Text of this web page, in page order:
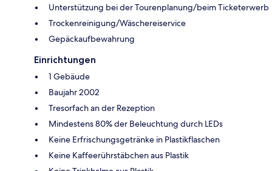
Unterstützung bei der Tourenplanung/beim Ticketerwerb
Trockenreinigung/Wäschereiservice
Gepäckaufbewahrung
Einrichtungen
1 Gebäude
Baujahr 2002
Tresorfach an der Rezeption
Mindestens 80% der Beleuchtung durch LEDs
Keine Erfrischungsgetränke in Plastikflaschen
Keine Kaffeerührstäbchen aus Plastik